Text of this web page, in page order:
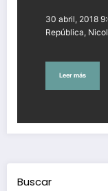
30 abril, 2018
República,
Leer más
Buscar